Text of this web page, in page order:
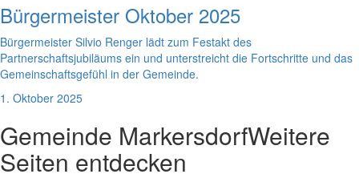
Bürgermeister Oktober 2025
Bürgermeister Silvio Renger lädt zum Festakt des
Partnerschaftsjubiläums ein und unterstreicht die Fortschritte und das
Gemeinschaftsgefühl in der Gemeinde.
1. Oktober 2025
Gemeinde MarkersdorfWeitere
Seiten entdecken